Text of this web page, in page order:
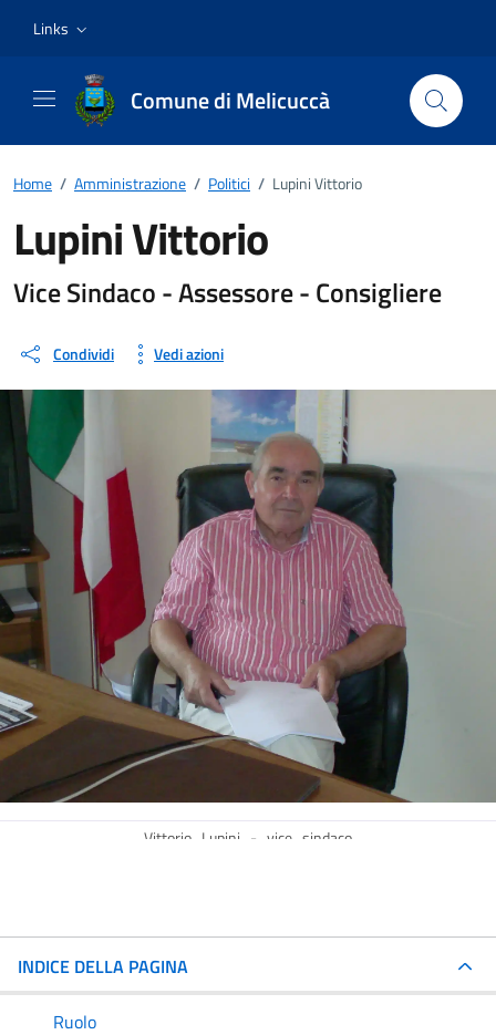
Links
Comune di Melicuccà
Home / Amministrazione / Politici / Lupini Vittorio
Lupini Vittorio
Dettagli della persona
Vice Sindaco - Assessore - Consigliere
Condividi Vedi azioni
Vittorio_Lupini_-_vice_sindaco
INDICE DELLA PAGINA
Ruolo